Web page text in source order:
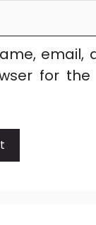
email,
for